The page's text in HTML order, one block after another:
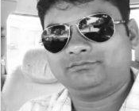
d
a
m